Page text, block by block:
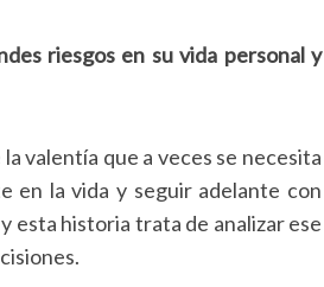
riesgos en su vida personal y
valentía que a veces se necesita
en la vida y seguir adelante con
esta historia trata de analizar ese